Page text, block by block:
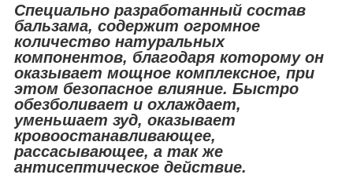
Специально разработанный состав
бальзама, содержит огромное
количество натуральных
компонентов, благодаря которому он
оказывает мощное комплексное, при
этом безопасное влияние. Быстро
обезболивает и охлаждает,
уменьшает зуд, оказывает
кровоостанавливающее,
рассасывающее, а так же
антисептическое действие.